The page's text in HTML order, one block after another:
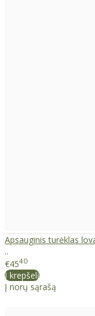
Apsauginis turėklas
..
€4540
Į krepšelį
Į norų sąrašą